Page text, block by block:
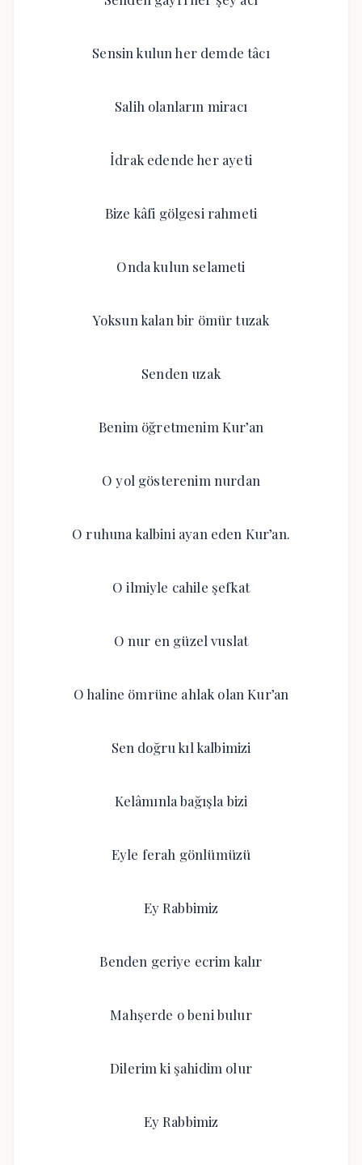
Sensin kulun her demde tâcı
Salih olanların miracı
İdrak edende her ayeti
Bize kâfi gölgesi rahmeti
Onda kulun selameti
Yoksun kalan bir ömür tuzak
Senden uzak
Benim öğretmenim Kur’an
O yol gösterenim nurdan
O ruhuna kalbini ayan eden Kur’an.
O ilmiyle cahile şefkat
O nur en güzel vuslat
O haline ömrüne ahlak olan Kur’an
Sen doğru kıl kalbimizi
Kelâmınla bağışla bizi
Eyle ferah gönlümüzü
Ey Rabbimiz
Benden geriye ecrim kalır
Mahşerde o beni bulur
Dilerim ki şahidim olur
Ey Rabbimiz